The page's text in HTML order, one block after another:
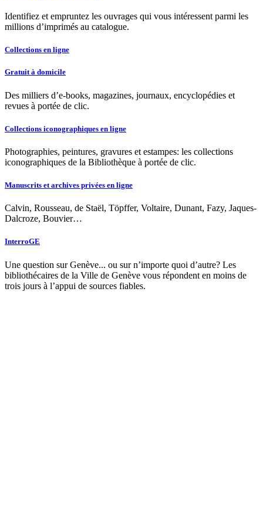
Identifiez et empruntez les ouvrages qui vous intéressent parmi les
millions d’imprimés au catalogue.
Collections en ligne
Gratuit à domicile
Des milliers d’e-books, magazines, journaux, encyclopédies et
revues à portée de clic.
Collections iconographiques en ligne
Photographies, peintures, gravures et estampes: les collections
iconographiques de la Bibliothèque à portée de clic.
Manuscrits et archives privées en ligne
Calvin, Rousseau, de Staël, Töpffer, Voltaire, Dunant, Fazy, Jaques-
Dalcroze, Bouvier…
InterroGE
Une question sur Genève... ou sur n’importe quoi d’autre? Les
bibliothécaires de la Ville de Genève vous répondent en moins de
trois jours à l’appui de sources fiables.